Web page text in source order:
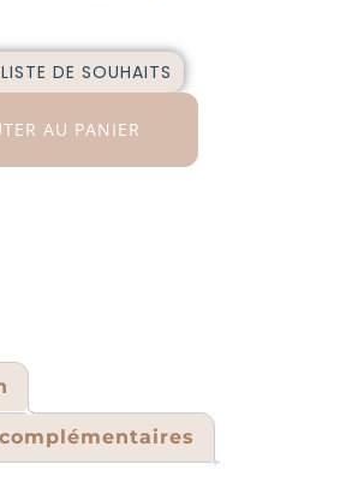
DE SOUHAITS
AU PANIER